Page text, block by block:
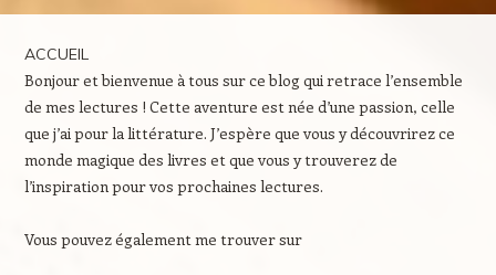
ACCUEIL
Bonjour et bienvenue à tous sur ce blog qui retrace l’ensemble
de mes lectures ! Cette aventure est née d’une passion, celle
que j’ai pour la littérature. J’espère que vous y découvrirez ce
monde magique des livres et que vous y trouverez de
l’inspiration pour vos prochaines lectures.
Vous pouvez également me trouver sur